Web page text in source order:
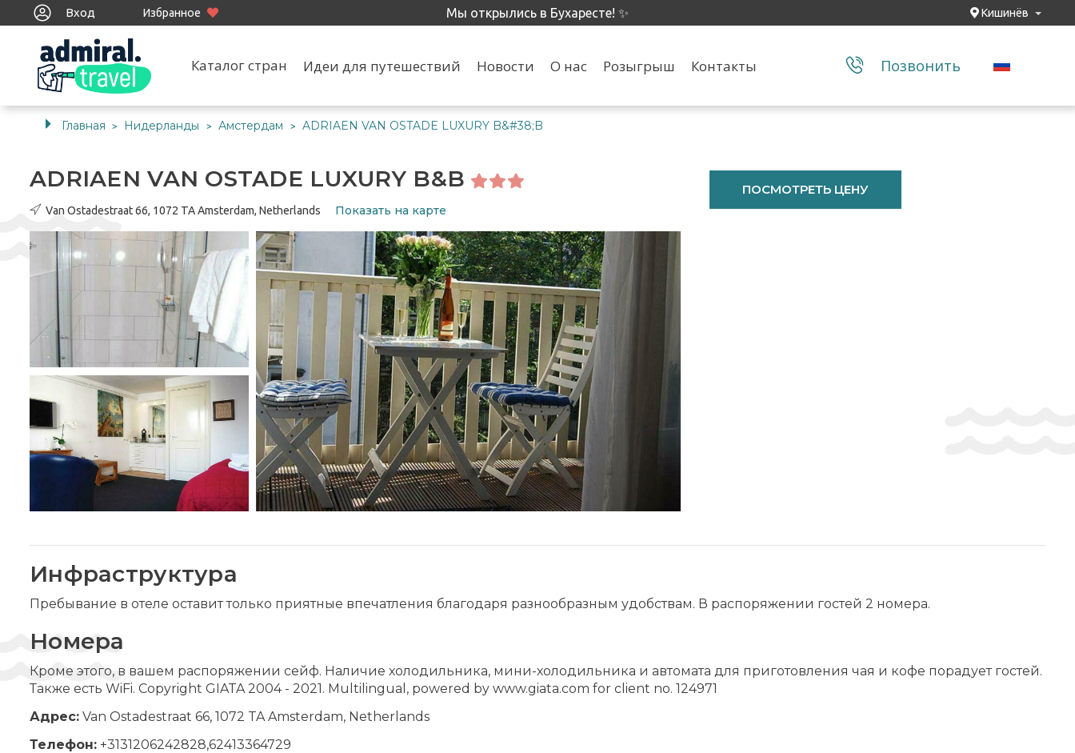
Мы открылись в Бухаресте! ✨
Вход Избранное Кишинёв
Каталог стран Идеи для путешествий Новости О нас Розыгрыш Контакты Позвонить
Главная > Нидерланды > Амстердам > ADRIAEN VAN OSTADE LUXURY B&#38;B
ADRIAEN VAN OSTADE LUXURY B&B
Van Ostadestraat 66, 1072 TA Amsterdam, Netherlands Показать на карте
ПОСМОТРЕТЬ ЦЕНУ
Инфраструктура
Пребывание в отеле оставит только приятные впечатления благодаря разнообразным удобствам. В распоряжении гостей 2 номера.
Номера
Кроме этого, в вашем распоряжении сейф. Наличие холодильника, мини-холодильника и автомата для приготовления чая и кофе порадует гостей.
Также есть WiFi. Copyright GIATA 2004 - 2021. Multilingual, powered by www.giata.com for client no. 124971
Адрес: Van Ostadestraat 66, 1072 TA Amsterdam, Netherlands
Телефон: +3131206242828,62413364729